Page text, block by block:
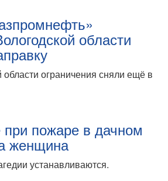
области
ограничения сняли ещё в
пожаре в дачном
женщина
устанавливаются.